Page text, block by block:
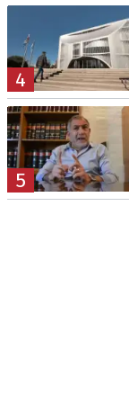
4
5